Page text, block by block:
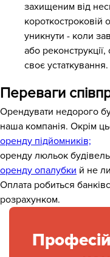
захищеним від
короткостроковій
уникнути - коли
або
своє устаткування.
Переваги
Орендувати недорого
наша компанія. Окрім
оренду підйомників;
оренду люльок
оренду опалубки й не
Оплата робиться
розрахунком.